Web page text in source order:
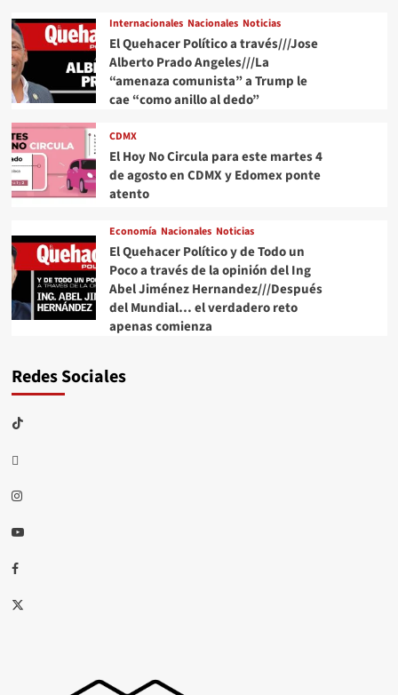
Internacionales Nacionales Noticias
El Quehacer Político a través///Jose
Alberto Prado Angeles///La
“amenaza comunista” a Trump le
cae “como anillo al dedo”
CDMX
El Hoy No Circula para este martes 4
de agosto en CDMX y Edomex ponte
atento
Economía Nacionales Noticias
El Quehacer Político y de Todo un
Poco a través de la opinión del Ing
Abel Jiménez Hernandez///Después
del Mundial… el verdadero reto
apenas comienza
Redes Sociales
TikTok
threads
Instagram
Youtube
Facebook
X